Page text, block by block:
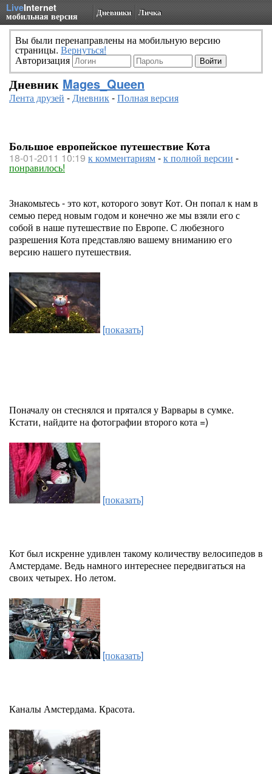
LiveInternet
мобильная версия Дневники Личка
Вы были перенаправлены на мобильную версию
страницы. Вернуться!
Авторизация
Дневник Mages_Queen
Лента друзей -Дневник-Полная версия
Большое европейское путешествие Кота
18-01-2011 10:19 к комментариям-к полной версии -
понравилось!
Знакомьтесь - это кот, которого зовут Кот. Он попал к нам в
семью перед новым годом и конечно же мы взяли его с
собой в наше путешествие по Европе. С любезного
разрешения Кота представляю вашему вниманию его
версию нашего путешествия.
[показать]
Поначалу он стеснялся и прятался у Варвары в сумке.
Кстати, найдите на фотографии второго кота =)
[показать]
Кот был искренне удивлен такому количеству велосипедов в
Амстердаме. Ведь намного интереснее передвигаться на
своих четырех. Но летом.
[показать]
Каналы Амстердама. Красота.